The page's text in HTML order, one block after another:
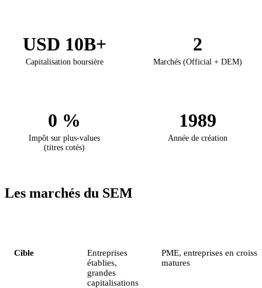
USD 10B+
Capitalisation boursière
2
Marchés (Official + DEM)
0 %
Impôt sur plus-values
(titres cotés)
1989
Année de création
Les marchés du SEM
Cible
Entreprises
établies,
grandes
capitalisations
PME, entreprises en
matures